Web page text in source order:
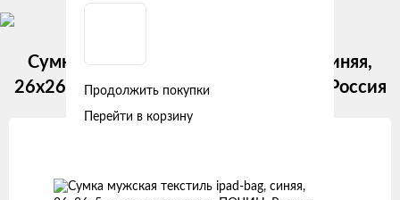
Сумка мужская текстиль ipad-bag, синяя,
26х26х5 см. производитель ПОЧИН, Россия
Продолжить покупки
Перейти в корзину